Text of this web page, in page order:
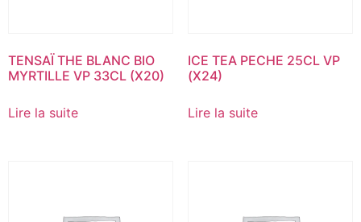
TENSAÏ THE BLANC BIO
MYRTILLE VP 33CL (X20)
Lire la suite
ICE TEA PECHE 25CL VP
(X24)
Lire la suite